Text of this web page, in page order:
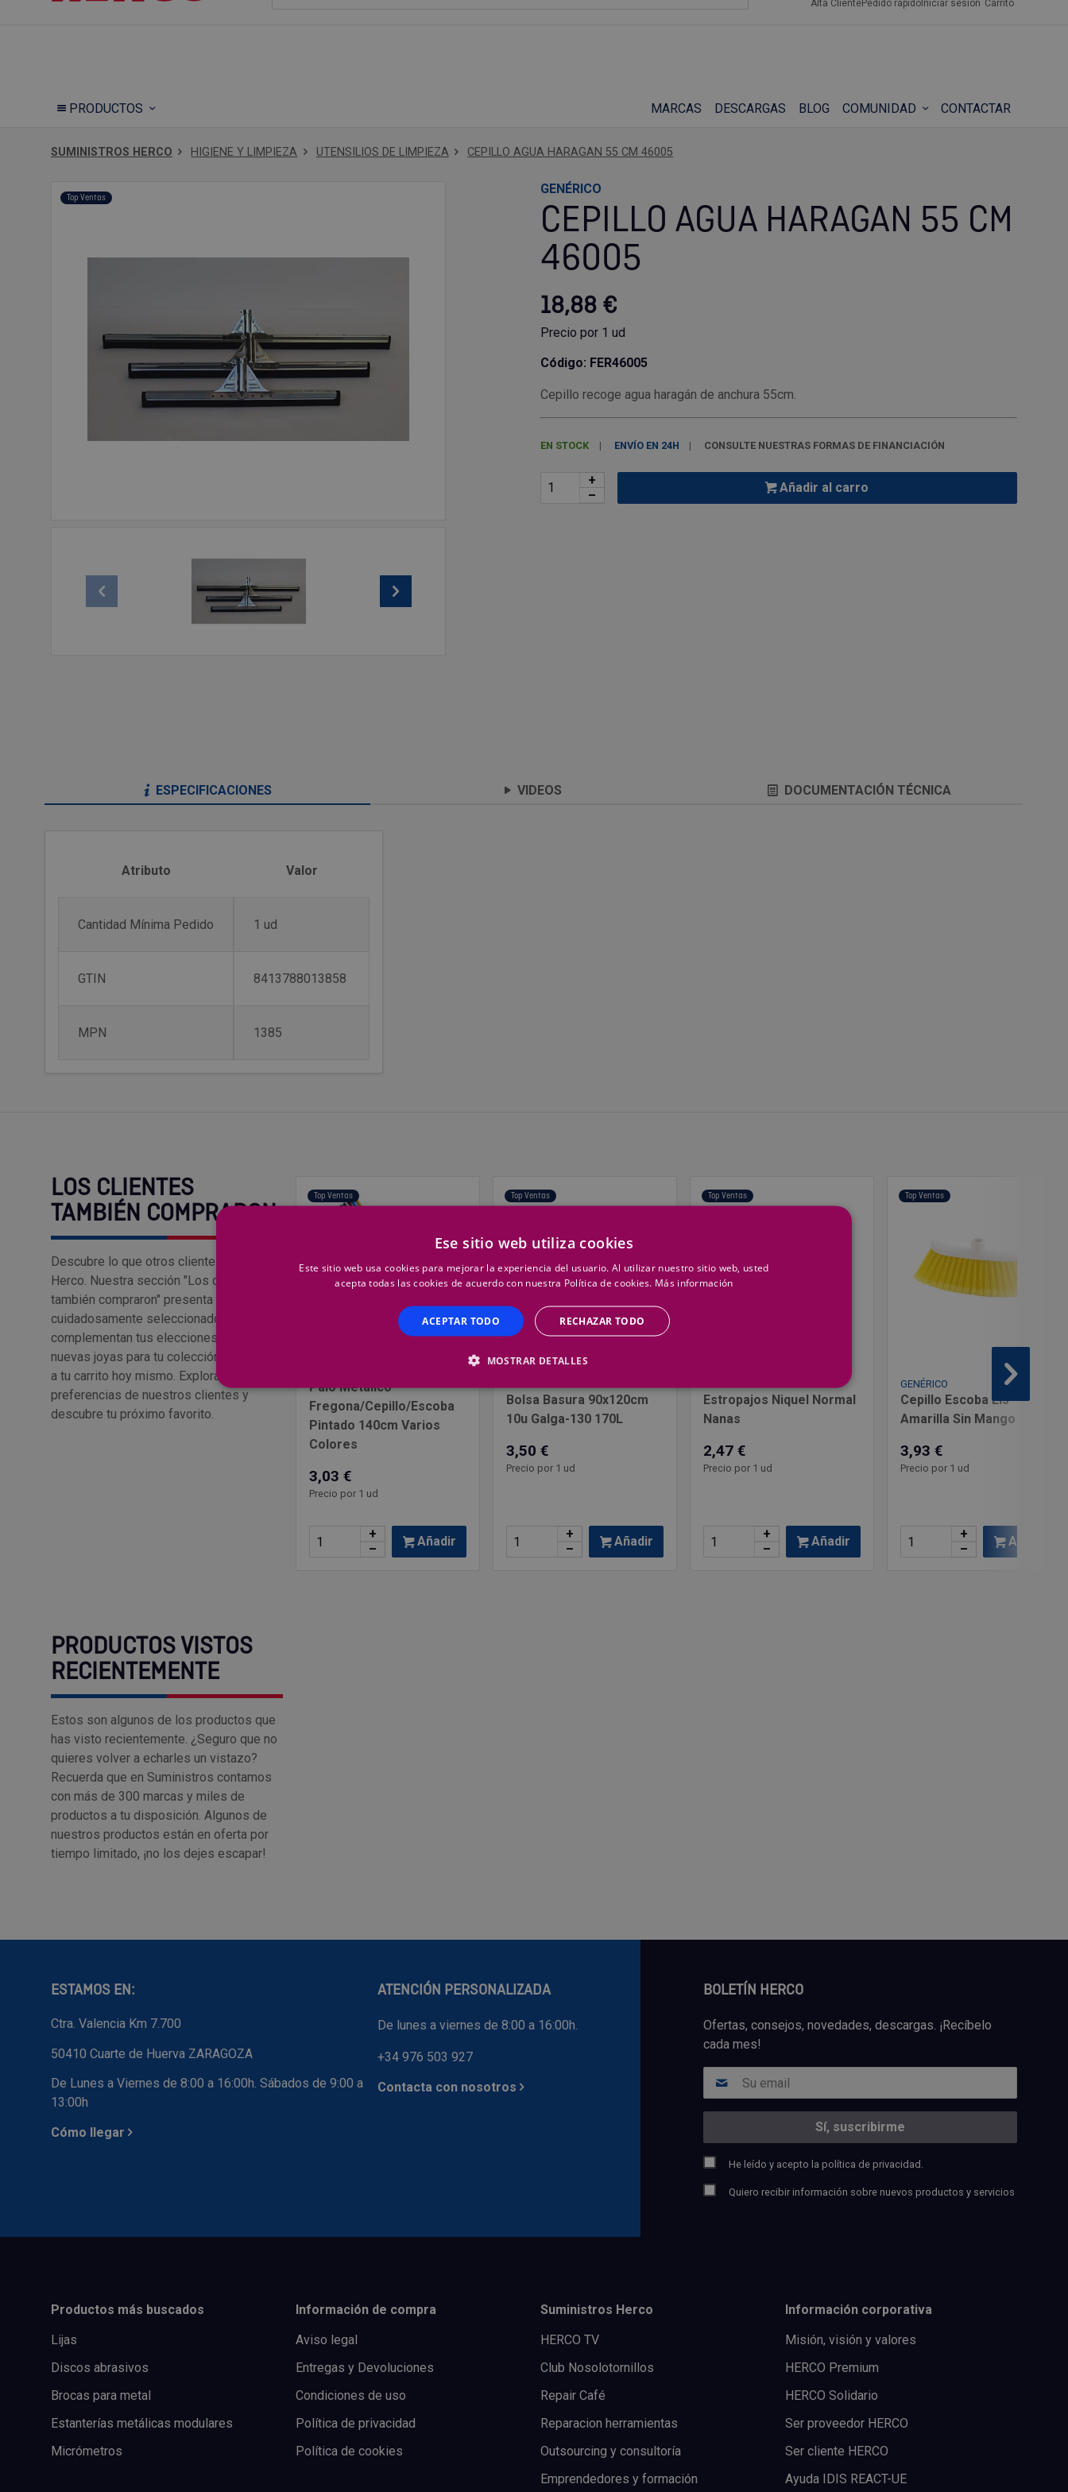
Alta ClientePedido rápido Iniciar sesión Carrito
PRODUCTOS MARCAS DESCARGAS BLOG COMUNIDAD CONTACTAR
SUMINISTROS HERCO HIGIENE Y LIMPIEZA UTENSILIOS DE LIMPIEZA CEPILLO AGUA HARAGAN 55 CM 46005
Top Ventas
GENÉRICO
CEPILLO AGUA HARAGAN 55 CM
46005
18,88 €
Precio por 1 ud
Código: FER46005
Cepillo recoge agua haragán de anchura 55cm.
EN STOCK ENVÍO EN 24H CONSULTE NUESTRAS FORMAS DE FINANCIACIÓN
+
–
Añadir al carro
ESPECIFICACIONES VIDEOS DOCUMENTACIÓN TÉCNICA
Atributo Valor
Cantidad Mínima Pedido 1 ud
GTIN 8413788013858
MPN 1385
LOS CLIENTES
TAMBIÉN COMPRARON
Descubre lo que otros clientes aman en
Herco. Nuestra sección "Los clientes
también compraron" presenta productos
cuidadosamente seleccionados que
complementan tus elecciones. Encuentra
nuevas joyas para tu colección y añádelas
a tu carrito hoy mismo. Explora las
preferencias de nuestros clientes y
descubre tu próximo favorito.
Top Ventas
Palo Metálico
Fregona/Cepillo/Escoba
Pintado 140cm Varios
Colores
3,03 €
Precio por 1 ud
+
–
Añadir
Top Ventas
Bolsa Basura 90x120cm
10u Galga-130 170L
3,50 €
Precio por 1 ud
+
–
Añadir
Top Ventas
Estropajos Niquel Normal
Nanas
2,47 €
Precio por 1 ud
+
–
Añadir
Top Ventas
GENÉRICO
Cepillo Escoba Lis
Amarilla Sin Mango
3,93 €
Precio por 1 ud
+
–
Añadir
PRODUCTOS VISTOS
RECIENTEMENTE
Estos son algunos de los productos que
has visto recientemente. ¿Seguro que no
quieres volver a echarles un vistazo?
Recuerda que en Suministros contamos
con más de 300 marcas y miles de
productos a tu disposición. Algunos de
nuestros productos están en oferta por
tiempo limitado, ¡no los dejes escapar!
ESTAMOS EN:
Ctra. Valencia Km 7.700
50410 Cuarte de Huerva ZARAGOZA
De Lunes a Viernes de 8:00 a 16:00h. Sábados de 9:00 a
13:00h
Cómo llegar
ATENCIÓN PERSONALIZADA
De lunes a viernes de 8:00 a 16:00h.
+34 976 503 927
Contacta con nosotros
BOLETÍN HERCO
Ofertas, consejos, novedades, descargas. ¡Recíbelo
cada mes!
He leído y acepto la política de privacidad.
Quiero recibir información sobre nuevos productos y servicios
Productos más buscados
Lijas
Discos abrasivos
Brocas para metal
Estanterías metálicas modulares
Micrómetros
Información de compra
Aviso legal
Entregas y Devoluciones
Condiciones de uso
Política de privacidad
Política de cookies
Suministros Herco
HERCO TV
Club Nosolotornillos
Repair Café
Reparacion herramientas
Outsourcing y consultoría
Emprendedores y formación
Información corporativa
Misión, visión y valores
HERCO Premium
HERCO Solidario
Ser proveedor HERCO
Ser cliente HERCO
Ayuda IDIS REACT-UE
Ese sitio web utiliza cookies
Este sitio web usa cookies para mejorar la experiencia del usuario. Al utilizar nuestro sitio web, usted
acepta todas las cookies de acuerdo con nuestra Política de cookies. Más información
ACEPTAR TODO RECHAZAR TODO
MOSTRAR DETALLES